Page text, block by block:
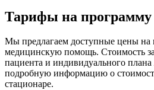
Тарифы на программу
Мы предлагаем доступные цены на
медицинскую помощь. Стоимость
пациента и индивидуального плана
подробную информацию о
стационаре.